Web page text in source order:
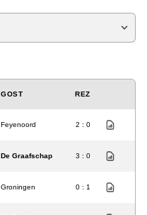
GOST REZ
Feyenoord 2 : 0
De Graafschap 3 : 0
Groningen 0 : 1